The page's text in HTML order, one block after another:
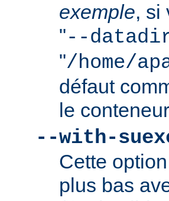
exemple, si
"--
"/home/
défaut
le
--with-
Cette
plus bas